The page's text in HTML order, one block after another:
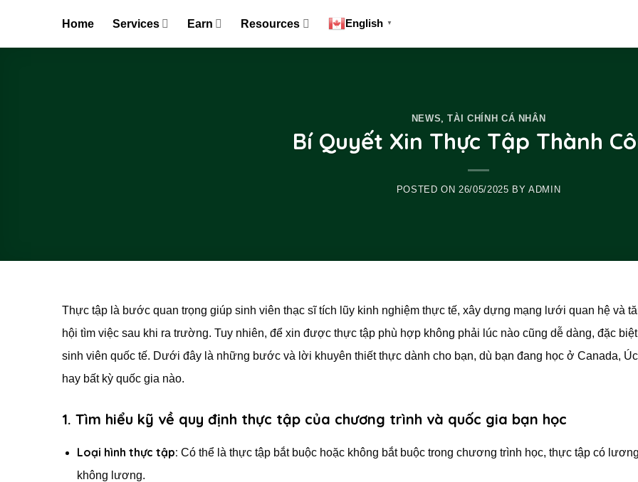
Home Services Earn Resources English ▼
NEWS,TÀI CHÍNH CÁ NHÂN
Bí Quyết Xin Thực Tập Thành
POSTED ON26/05/2025 BYADMIN
Thực tập là bước quan trọng giúp sinh viên thạc sĩ tích lũy kinh nghiệm thực tế, xây dựng mạng lưới quan hệ và
hội tìm việc sau khi ra trường. Tuy nhiên, để xin được thực tập phù hợp không phải lúc nào cũng dễ dàng, đặc
sinh viên quốc tế. Dưới đây là những bước và lời khuyên thiết thực dành cho bạn, dù bạn đang học ở Canada,
hay bất kỳ quốc gia nào.
1. Tìm hiểu kỹ về quy định thực tập của chương trình và quốc gia bạn học
Loại hình thực tập: Có thể là thực tập bắt buộc hoặc không bắt buộc trong chương trình học, thực tập có
không lương.